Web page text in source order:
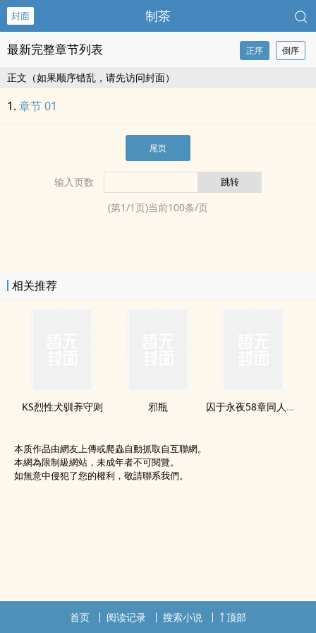
封面 制茶
最新完整章节列表 正序 倒序
正文（如果顺序错乱，请先访问封面）
章节 01
尾页
输入页数
(第1/1页)当前100条/页
相关推荐
KS烈性犬驯养守则 邪瓶 囚于永夜58章‎同‍‌人‍‍‌补车
本质作品由網友上傳或爬蟲自動抓取自互聯網。
本網為限制級網站，未成年者不可閱覽。
如無意中侵犯了您的權利，敬請聯系我們。
首页 阅读记录 搜索小说 顶部